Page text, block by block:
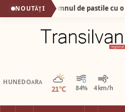
NOUTĂȚI
HUNEDOARA
21°C 84% 4 km/h
Parțial noros